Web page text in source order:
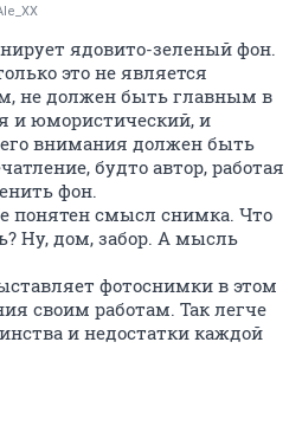
ядовито-зеленый фон.
это не является
не должен быть главным в
и юмористический, и
внимания должен быть
будто автор, работая
фон.
понятен смысл снимка. Что
Ну, дом, забор. А мысль
фотоснимки в этом
своим работам. Так легче
и недостатки каждой